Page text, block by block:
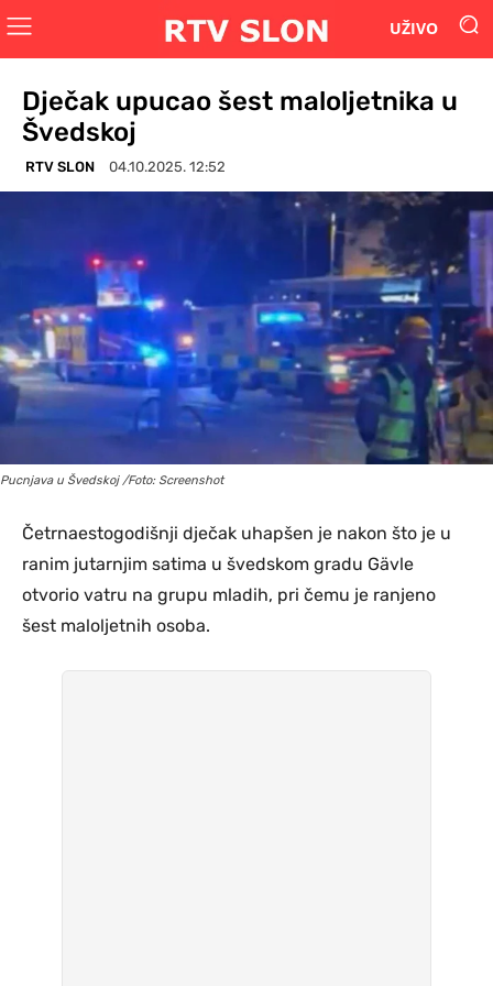
UŽIVO
Dječak upucao šest maloljetnika u
Švedskoj
RTV SLON 04.10.2025. 12:52
Pucnjava u Švedskoj /Foto: Screenshot
Četrnaestogodišnji dječak uhapšen je nakon što je u
ranim jutarnjim satima u švedskom gradu Gävle
otvorio vatru na grupu mladih, pri čemu je ranjeno
šest maloljetnih osoba.